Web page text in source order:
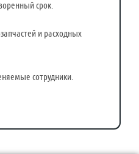
срок.
и расходных
сотрудники.